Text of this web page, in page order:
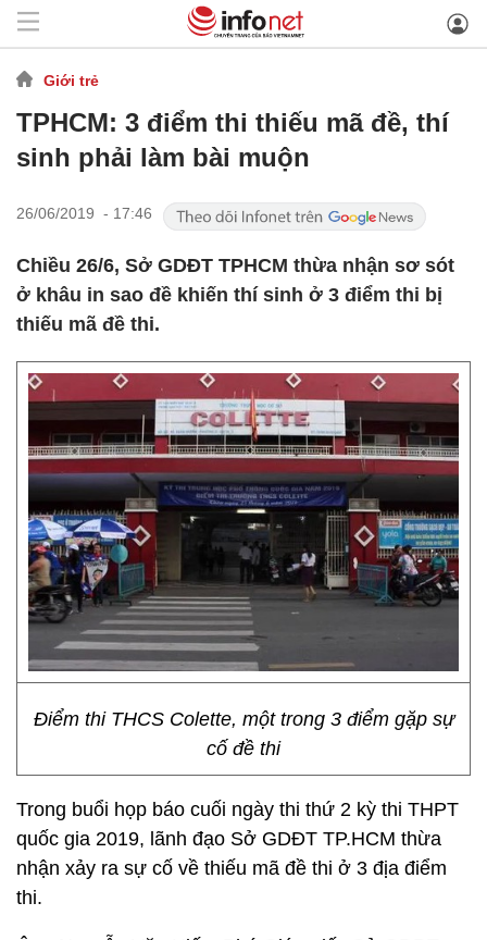
Giới trẻ
TPHCM: 3 điểm thi thiếu mã đề, thí
sinh phải làm bài muộn
26/06/2019 - 17:46
Chiều 26/6, Sở GDĐT TPHCM thừa nhận sơ sót
ở khâu in sao đề khiến thí sinh ở 3 điểm thi bị
thiếu mã đề thi.
Điểm thi THCS Colette, một trong 3 điểm gặp sự
cố đề thi
Trong buổi họp báo cuối ngày thi thứ 2 kỳ thi THPT
quốc gia 2019, lãnh đạo Sở GDĐT TP.HCM thừa
nhận xảy ra sự cố về thiếu mã đề thi ở 3 địa điểm
thi.